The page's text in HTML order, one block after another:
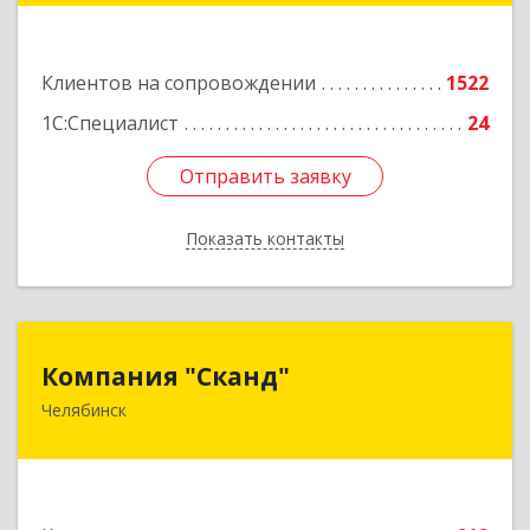
Клиентов на сопровождении
1522
1С:Специалист
24
Отправить заявку
Показать контакты
Отправить заявку
Назад
Компания "Сканд"
Челябинск